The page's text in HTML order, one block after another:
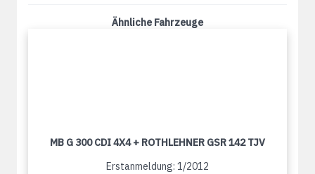
Ähnliche Fahrzeuge
MB G 300 CDI 4X4 + ROTHLEHNER GSR 142 TJV
Erstanmeldung: 1/2012